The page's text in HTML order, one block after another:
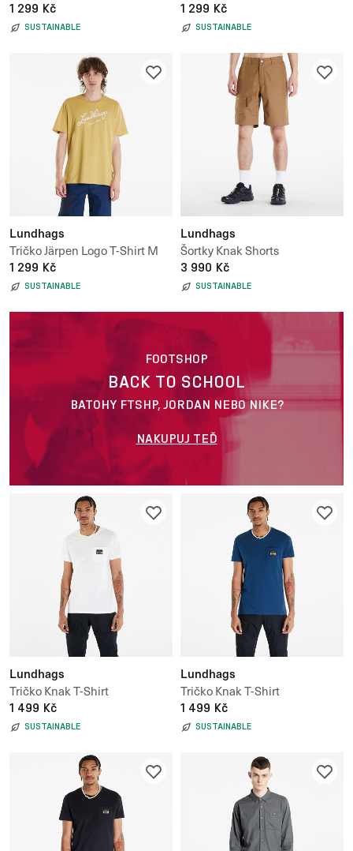
1 299 Kč
SUSTAINABLE
1 299 Kč
SUSTAINABLE
Lundhags
Tričko Järpen Logo T-Shirt M
1 299 Kč
SUSTAINABLE
Lundhags
Šortky Knak Shorts
3 990 Kč
SUSTAINABLE
Lundhags
Tričko Knak T-Shirt
1 499 Kč
SUSTAINABLE
Lundhags
Tričko Knak T-Shirt
1 499 Kč
SUSTAINABLE
FOOTSHOP
BACK TO SCHOOL
BATOHY FTSHP, JORDAN NEBO NIKE?
NAKUPUJ TEĎ